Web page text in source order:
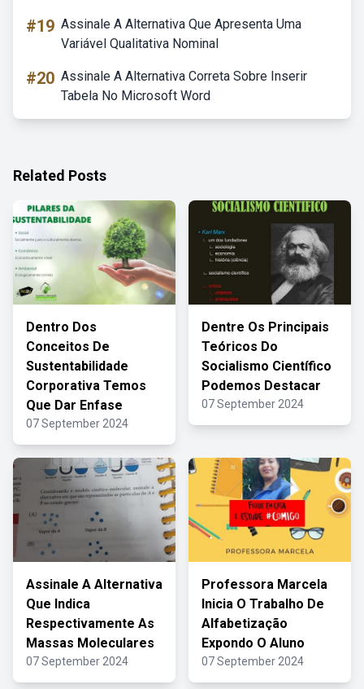
#19 Assinale A Alternativa Que Apresenta Uma
Variável Qualitativa Nominal
#20 Assinale A Alternativa Correta Sobre Inserir
Tabela No Microsoft Word
Related Posts
Dentro Dos
Conceitos De
Sustentabilidade
Corporativa Temos
Que Dar Enfase
07 September 2024
Dentre Os Principais
Teóricos Do
Socialismo Científico
Podemos Destacar
07 September 2024
Assinale A Alternativa
Que Indica
Respectivamente As
Massas Moleculares
07 September 2024
Professora Marcela
Inicia O Trabalho De
Alfabetização
Expondo O Aluno
07 September 2024